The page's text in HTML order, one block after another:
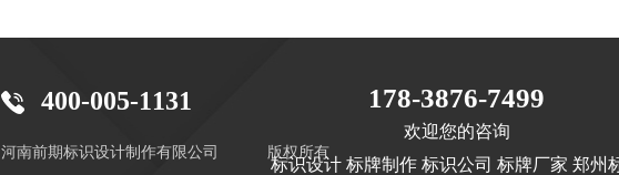
400-005-1131
河南前期标识设计制作有限公司 版权所有
178-3876-7499
欢迎您的咨询
标识设计 标牌制作 标识公司 标牌厂家 郑州